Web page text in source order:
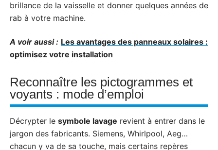
brillance de la vaisselle et donner quelques années de
rab à votre machine.
A voir aussi : Les avantages des panneaux solaires :
optimisez votre installation
Reconnaître les pictogrammes et
voyants : mode d’emploi
Décrypter le symbole lavage revient à entrer dans le
jargon des fabricants. Siemens, Whirlpool, Aeg…
chacun y va de sa touche, mais certains repères